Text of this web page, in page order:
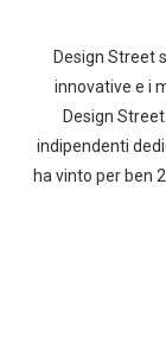
Design Street
innovative e i
Design
indipendenti
ha vinto per ben